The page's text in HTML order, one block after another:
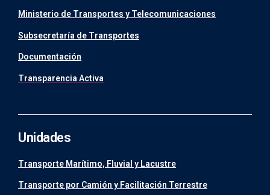
Ministerio de Transportes y Telecomunicaciones
Subsecretaría de Transportes
Documentación
Transparencia Activa
Unidades
Transporte Marítimo, Fluvial y Lacustre
Transporte por Camión y Facilitación Terrestre